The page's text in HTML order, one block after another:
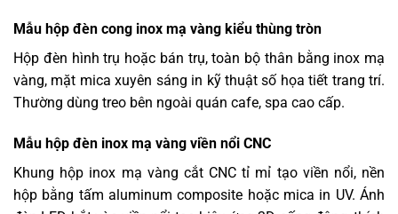
Mẫu hộp đèn cong inox mạ vàng kiểu thùng tròn
Hộp đèn hình trụ hoặc bán trụ, toàn bộ thân bằng inox mạ
vàng, mặt mica xuyên sáng in kỹ thuật số họa tiết trang trí.
Thường dùng treo bên ngoài quán cafe, spa cao cấp.
Mẫu hộp đèn inox mạ vàng viền nổi CNC
Khung hộp inox mạ vàng cắt CNC tỉ mỉ tạo viền nổi, nền
hộp bằng tấm aluminum composite hoặc mica in UV. Ánh